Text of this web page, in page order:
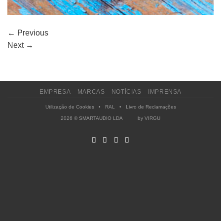
← Previous
Next →
EMPRESA MARCAS NOTÍCIAS IMPRENSA
Utilização de Cookies• RAL • Livro de Reclamações
2026 © SMARTAUDIO LDA by VIRGU